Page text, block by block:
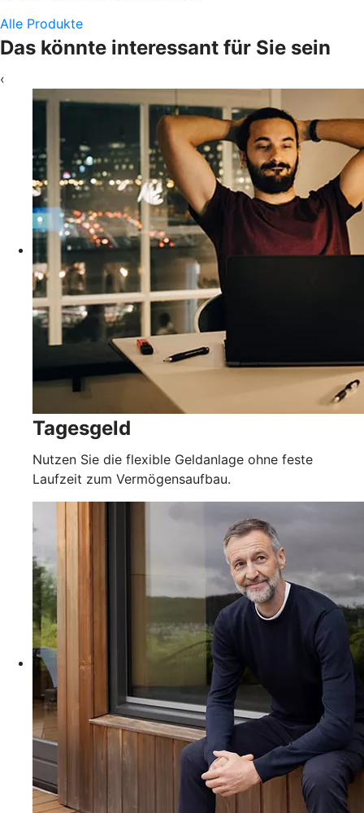
Alle Produkte
Das könnte interessant für Sie sein
‹
Tagesgeld
Nutzen Sie die flexible Geldanlage ohne feste
Laufzeit zum Vermögensaufbau.